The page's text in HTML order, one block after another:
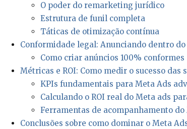
O poder do remarketing jurídico
Estrutura de funil completa
Táticas de otimização contínua
Conformidade legal: Anunciando dentro
Como criar anúncios 100% conformes
Métricas e ROI: Como medir o sucesso
KPIs fundamentais para Meta Ads
Calculando o ROI real do Meta ads
Ferramentas de acompanhamento
Conclusões sobre como dominar o Meta